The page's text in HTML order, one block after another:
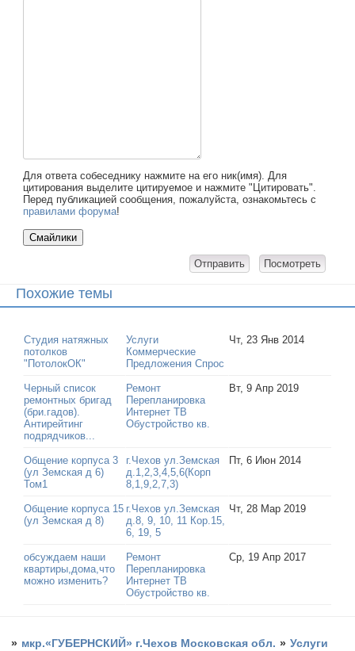
Для ответа собеседнику нажмите на его ник(имя). Для
цитирования выделите цитируемое и нажмите "Цитировать".
Перед публикацией сообщения, пожалуйста, ознакомьтесь с
правилами форума!
Похожие темы
Студия натяжных
потолков
"ПотолокОК"
Услуги
Коммерческие
Предложения Спрос
Чт, 23 Янв 2014
Черный список
ремонтных бригад
(бри.гадов).
Антирейтинг
подрядчиков...
Ремонт
Перепланировка
Интернет ТВ
Обустройство кв.
Вт, 9 Апр 2019
Общение корпуса 3
(ул Земская д 6)
Том1
г.Чехов ул.Земская
д.1,2,3,4,5,6(Корп
8,1,9,2,7,3)
Пт, 6 Июн 2014
Общение корпуса 15
(ул Земская д 8)
г.Чехов ул.Земская
д.8, 9, 10, 11 Кор.15,
6, 19, 5
Чт, 28 Мар 2019
обсуждаем наши
квартиры,дома,что
можно изменить?
Ремонт
Перепланировка
Интернет ТВ
Обустройство кв.
Ср, 19 Апр 2017
» мкр.«ГУБЕРНСКИЙ» г.Чехов Московская обл. » Услуги